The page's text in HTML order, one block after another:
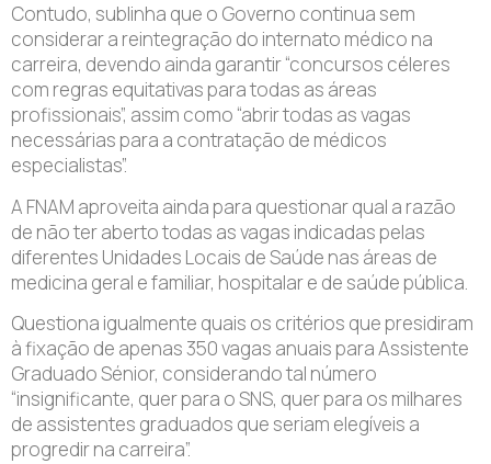
Contudo, sublinha que o Governo continua sem
considerar a reintegração do internato médico na
carreira, devendo ainda garantir “concursos céleres
com regras equitativas para todas as áreas
profissionais”, assim como “abrir todas as vagas
necessárias para a contratação de médicos
especialistas”.
A FNAM aproveita ainda para questionar qual a razão
de não ter aberto todas as vagas indicadas pelas
diferentes Unidades Locais de Saúde nas áreas de
medicina geral e familiar, hospitalar e de saúde pública.
Questiona igualmente quais os critérios que presidiram
à fixação de apenas 350 vagas anuais para Assistente
Graduado Sénior, considerando tal número
“insignificante, quer para o SNS, quer para os milhares
de assistentes graduados que seriam elegíveis a
progredir na carreira”.